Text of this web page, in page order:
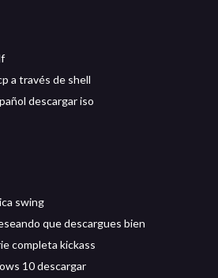
a través de shell
descargar iso
swing
que descargues bien
completa kickass
10 descargar